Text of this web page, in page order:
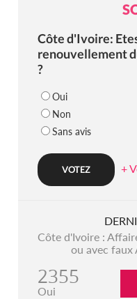
Côte d'Ivoire:
renouvellement
?
Oui
Non
Sans avis
+
Côte d'Ivoire :
ou avec faux
2355
Oui